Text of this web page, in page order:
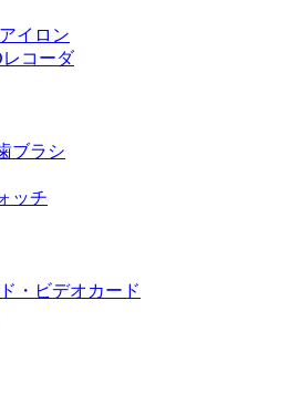
イロン
コーダ
ブラシ
ッチ
・ビデオカード